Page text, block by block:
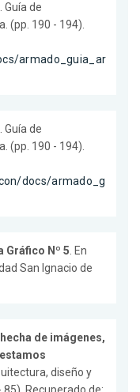
. Guía de
(pp. 190 - 194).
armado_guia_ar
. Guía de
(pp. 190 - 194).
docs/armado_g
Gráfico Nº 5. En
San Ignacio de
de imágenes,
diseño y